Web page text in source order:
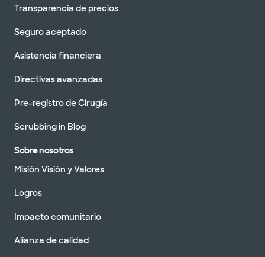
Transparencia de precios
Seguro aceptado
Asistencia financiera
Directivas avanzadas
Pre-registro de Cirugía
Scrubbing in Blog
Sobre nosotros
Misión Visión y Valores
Logros
Impacto comunitario
Alianza de calidad